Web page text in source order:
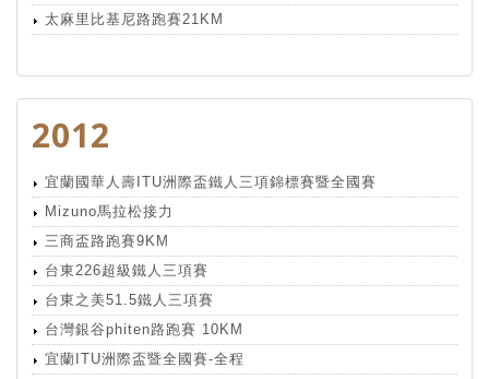
太麻里比基尼路跑賽21KM
2012
宜蘭國華人壽ITU洲際盃鐵人三項錦標賽暨全國賽
Mizuno馬拉松接力
三商盃路跑賽9KM
台東226超級鐵人三項賽
台東之美51.5鐵人三項賽
台灣銀谷phiten路跑賽 10KM
宜蘭ITU洲際盃暨全國賽-全程